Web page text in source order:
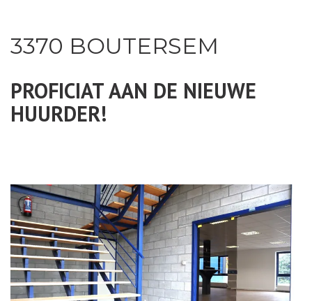
3370 BOUTERSEM
PROFICIAT AAN DE NIEUWE
HUURDER!